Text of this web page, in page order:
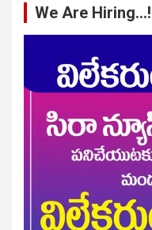
We Are Hiring…!